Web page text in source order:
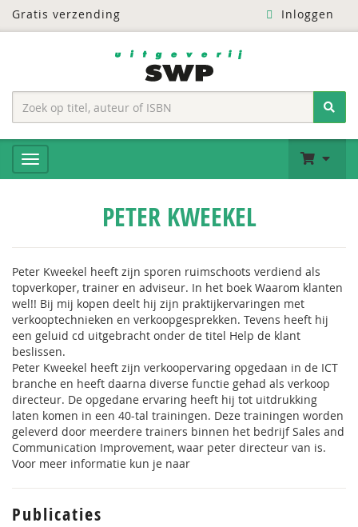
Gratis verzending Inloggen
PETER KWEEKEL
Peter Kweekel heeft zijn sporen ruimschoots verdiend als
topverkoper, trainer en adviseur. In het boek Waarom klanten
wel!! Bij mij kopen deelt hij zijn praktijkervaringen met
verkooptechnieken en verkoopgesprekken. Tevens heeft hij
een geluid cd uitgebracht onder de titel Help de klant
beslissen.
Peter Kweekel heeft zijn verkoopervaring opgedaan in de ICT
branche en heeft daarna diverse functie gehad als verkoop
directeur. De opgedane ervaring heeft hij tot uitdrukking
laten komen in een 40-tal trainingen. Deze trainingen worden
geleverd door meerdere trainers binnen het bedrijf Sales and
Communication Improvement, waar peter directeur van is.
Voor meer informatie kun je naar
Publicaties